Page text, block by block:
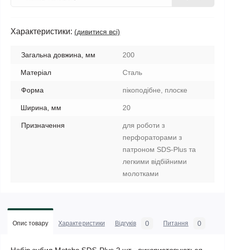
Характеристики: (дивитися всі)
Загальна довжина, мм 200
Матеріал Сталь
Форма пікоподібне, плоске
Ширина, мм 20
Призначення
для роботи з
перфораторами з
патроном SDS-Plus та
легкими відбійними
молотками
Опис товару Характеристики Відгуків 0 Питання 0